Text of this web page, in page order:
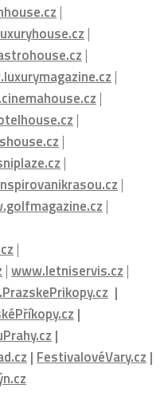
|
|
|
|
|
|
|
|
|
|
|
|www.letniservis.cz |
|
|
|
| FestivalovéVary.cz |